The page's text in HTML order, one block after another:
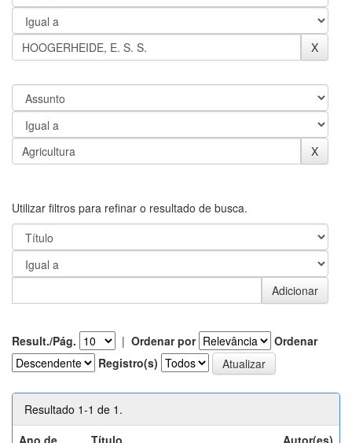
Utilizar filtros para refinar o resultado de busca.
Result./Pág. | Ordenar por
Ordenar
Registro(s)
Resultado 1-1 de 1.
Ano de
Título Autor(es)